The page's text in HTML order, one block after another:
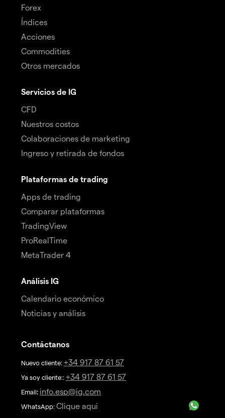
Forex
Índices
Acciones
Commodities
Otros mercados
Servicios de IG
CFD
Nuestros costos
Colaboraciones de marketing
Ingreso y retirada de fondos
Plataformas de trading
Apps de trading
Comparar plataformas
TradingView
ProRealTime
MetaTrader 4
Análisis IG
Calendario económico
Noticias y análisis
Contáctanos
Nuevo cliente: +34 917 87 61 57
Ya soy cliente:: +34 917 87 61 57
Email: info.esp@ig.com
WhatsApp: Clique aqui